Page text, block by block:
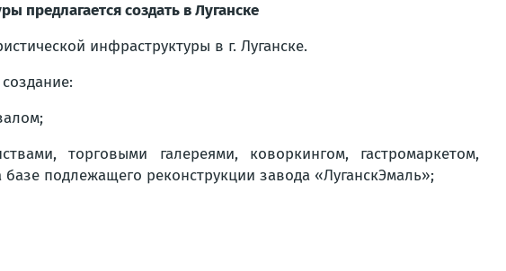
предлагается создать в Луганске
инфраструктуры в г. Луганске.
торговыми галереями, коворкингом, гастромаркетом,
подлежащего реконструкции завода «ЛуганскЭмаль»;